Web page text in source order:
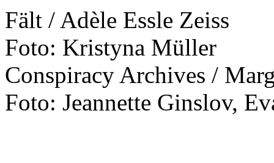
Fält / Adèle Essle Zeiss
Foto: Kristyna Müller
Conspiracy Archives /
Foto: Jeannette Ginslov,